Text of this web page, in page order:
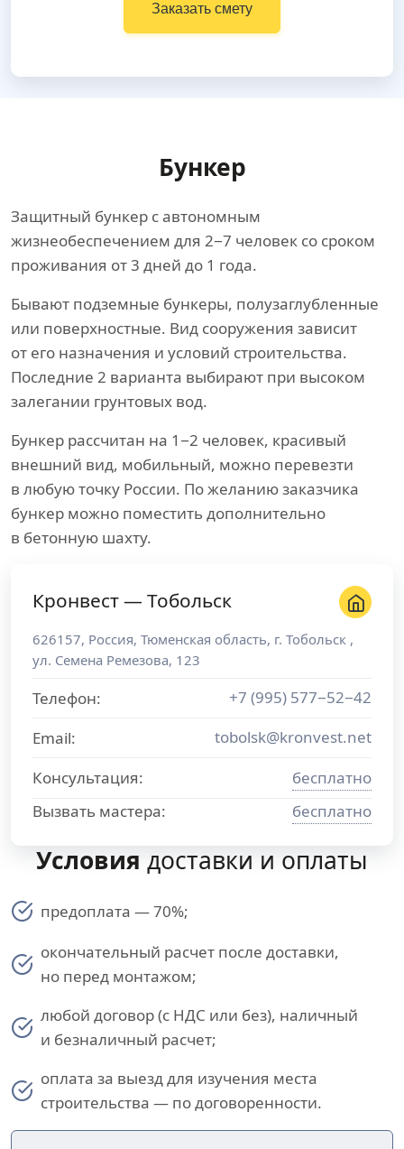
Заказать смету
Бункер
Защитный бункер с автономным
жизнеобеспечением для 2−7 человек со сроком
проживания от 3 дней до 1 года.
Бывают подземные бункеры, полузаглубленные
или поверхностные. Вид сооружения зависит
от его назначения и условий строительства.
Последние 2 варианта выбирают при высоком
залегании грунтовых вод.
Бункер рассчитан на 1−2 человек, красивый
внешний вид, мобильный, можно перевезти
в любую точку России. По желанию заказчика
бункер можно поместить дополнительно
в бетонную шахту.
Кронвест — Тобольск
626157, Россия, Тюменская область, г. Тобольск ,
ул. Семена Ремезова, 123
Телефон:
+7 (995) 577−52−42
Email:
tobolsk@kronvest.net
Консультация:
бесплатно
Вызвать мастера:
бесплатно
Условия доставки и оплаты
предоплата — 70%;
окончательный расчет после доставки,
но перед монтажом;
любой договор (с НДС или без), наличный
и безналичный расчет;
оплата за выезд для изучения места
строительства — по договоренности.